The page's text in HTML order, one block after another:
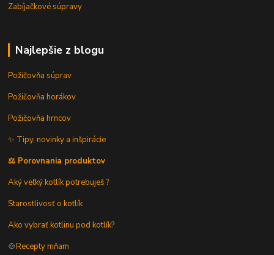
Zabíjačkové súpravy
Najlepšie z blogu
Požičovňa súprav
Požičovňa horákov
Požičovňa hrncov
✨ Tipy, novinky a inšpirácie
⚖️ Porovnania produktov
Aký veľký kotlík potrebuješ ?
Starostlivosť o kotlík
Ako vybrať kotlinu pod kotlík?
🍲Recepty mňam